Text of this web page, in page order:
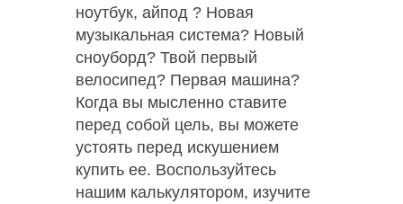
ноутбук, айпод ? Новая
музыкальная система? Новый
сноуборд? Твой первый
велосипед? Первая машина?
Когда вы мысленно ставите
перед собой цель, вы можете
устоять перед искушением
купить ее. Воспользуйтесь
нашим калькулятором, изучите